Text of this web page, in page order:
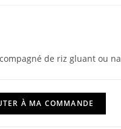
de riz gluant ou
À MA COMMANDE